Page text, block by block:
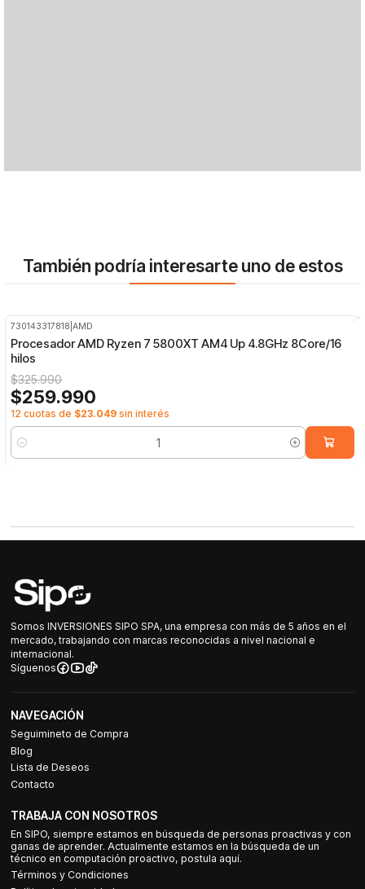
También podría interesarte uno de estos
730143317818 |AMD
Procesador AMD Ryzen 7 5800XT AM4 Up 4.8GHz 8Core/16
hilos
$325.990
$259.990
12 cuotas de $23.049 sin interés
Cantidad
Somos INVERSIONES SIPO SPA, una empresa con más de 5 años en el
mercado, trabajando con marcas reconocidas a nivel nacional e
internacional.
Síguenos
NAVEGACIÓN
Seguimineto de Compra
Blog
Lista de Deseos
Contacto
TRABAJA CON NOSOTROS
En SIPO, siempre estamos en búsqueda de personas proactivas y con
ganas de aprender. Actualmente estamos en la búsqueda de un
técnico en computación proactivo, postula aquí.
Términos y Condiciones